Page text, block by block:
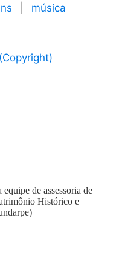
música
de assessoria de
Histórico e